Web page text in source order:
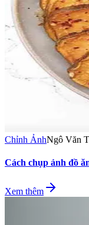
Chỉnh ẢnhNgô Văn
Cách chụp ảnh đồ
Xem thêm